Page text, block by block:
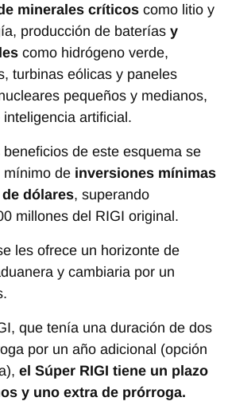
minerales críticos como litio y
producción de baterías y
como hidrógeno verde,
turbinas eólicas y paneles
pequeños y medianos,
artificial.
de este esquema se
mínimo de inversiones mínimas
dólares, superando
millones del RIGI original.
les ofrece un horizonte de
y cambiaria por un
que tenía una duración de dos
por un año adicional (opción
el Súper RIGI tiene un plazo
y uno extra de prórroga.